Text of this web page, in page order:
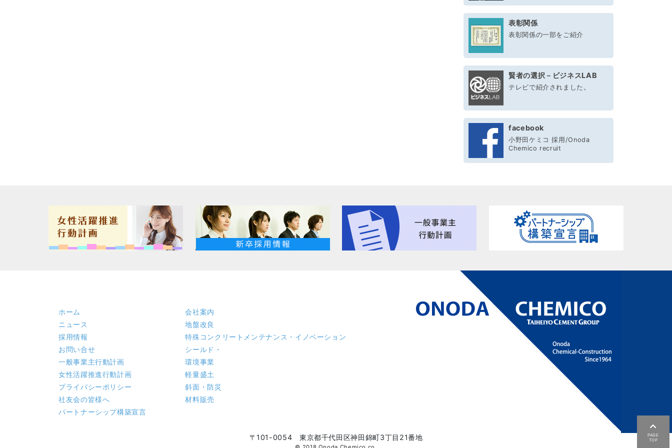
表彰関係
表彰関係の一部をご紹介
賢者の選択－ビジネスLAB
テレビで紹介されました。
facebook
小野田ケミコ 採用/Onoda
Chemico recruit
PAGE
TOP
ホーム
ニュース
採用情報
お問い合せ
一般事業主行動計画
女性活躍推進行動計画
プライバシーポリシー
社友会の皆様へ
パートナーシップ構築宣言
会社案内
地盤改良
特殊コンクリート メンテナンス・イノベーション
シールド・
環境事業
軽量盛土
斜面・防災
材料販売
〒101-0054 東京都千代田区神田錦町3丁目21番地